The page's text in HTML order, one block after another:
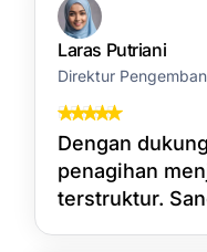
Laras Putriani
Direktur
Dengan
penagihan
terstruktur.